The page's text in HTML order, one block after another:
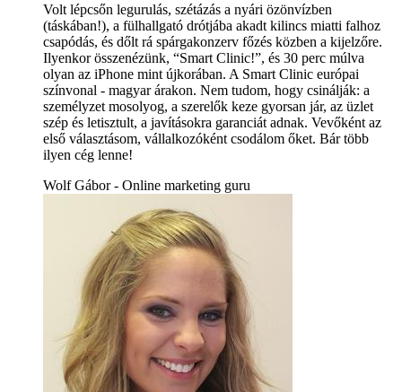
Volt lépcsőn legurulás, szétázás a nyári özönvízben
(táskában!), a fülhallgató drótjába akadt kilincs miatti falhoz
csapódás, és dőlt rá spárgakonzerv főzés közben a kijelzőre.
Ilyenkor összenézünk, “Smart Clinic!”, és 30 perc múlva
olyan az iPhone mint újkorában. A Smart Clinic európai
színvonal - magyar árakon. Nem tudom, hogy csinálják: a
személyzet mosolyog, a szerelők keze gyorsan jár, az üzlet
szép és letisztult, a javításokra garanciát adnak. Vevőként az
első választásom, vállalkozóként csodálom őket. Bár több
ilyen cég lenne!
Wolf Gábor - Online marketing guru